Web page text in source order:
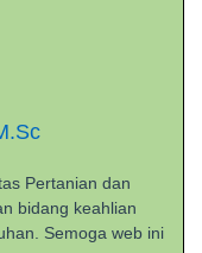
Pertanian dan
bidang keahlian
Semoga web ini